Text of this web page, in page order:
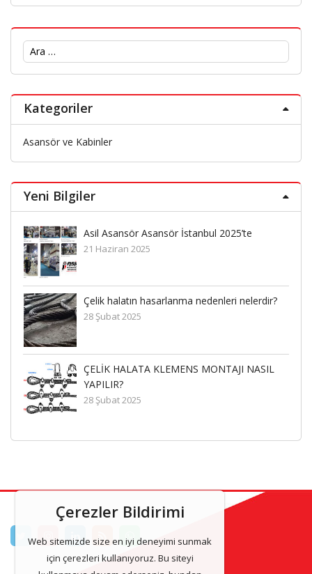
Arama:
Kategoriler
Asansör ve Kabinler
Yeni Bilgiler
Asil Asansör Asansör İstanbul 2025’te
21 Haziran 2025
Çelik halatın hasarlanma nedenleri nelerdir?
28 Şubat 2025
ÇELİK HALATA KLEMENS MONTAJI NASIL
YAPILIR?
28 Şubat 2025
Çerezler Bildirimi
Web sitemizde size en iyi deneyimi sunmak
için çerezleri kullanıyoruz. Bu siteyi